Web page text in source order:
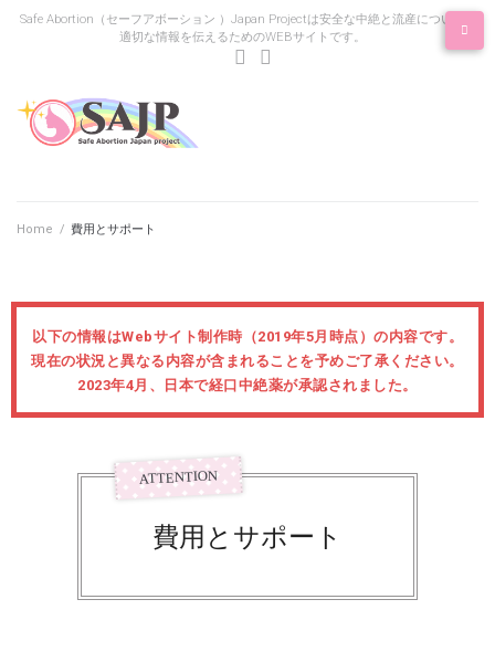
Safe Abortion（セーフアボーション ）Japan Projectは安全な中絶と流産について
適切な情報を伝えるためのWEBサイトです。
Home / 費用とサポート
以下の情報はWebサイト制作時（2019年5月時点）の内容です。
現在の状況と異なる内容が含まれることを予めご了承ください。
2023年4月、日本で経口中絶薬が承認されました。
費用とサポート